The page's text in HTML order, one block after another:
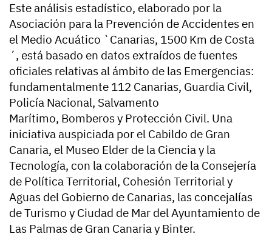
Este análisis estadístico, elaborado por la
Asociación para la Prevención de Accidentes en
el Medio Acuático `Canarias, 1500 Km de Costa
´, está basado en datos extraídos de fuentes
oficiales relativas al ámbito de las Emergencias:
fundamentalmente 112 Canarias, Guardia Civil,
Policía Nacional, Salvamento
Marítimo, Bomberos y Protección Civil. Una
iniciativa auspiciada por el Cabildo de Gran
Canaria, el Museo Elder de la Ciencia y la
Tecnología, con la colaboración de la Consejería
de Política Territorial, Cohesión Territorial y
Aguas del Gobierno de Canarias, las concejalías
de Turismo y Ciudad de Mar del Ayuntamiento de
Las Palmas de Gran Canaria y Binter.